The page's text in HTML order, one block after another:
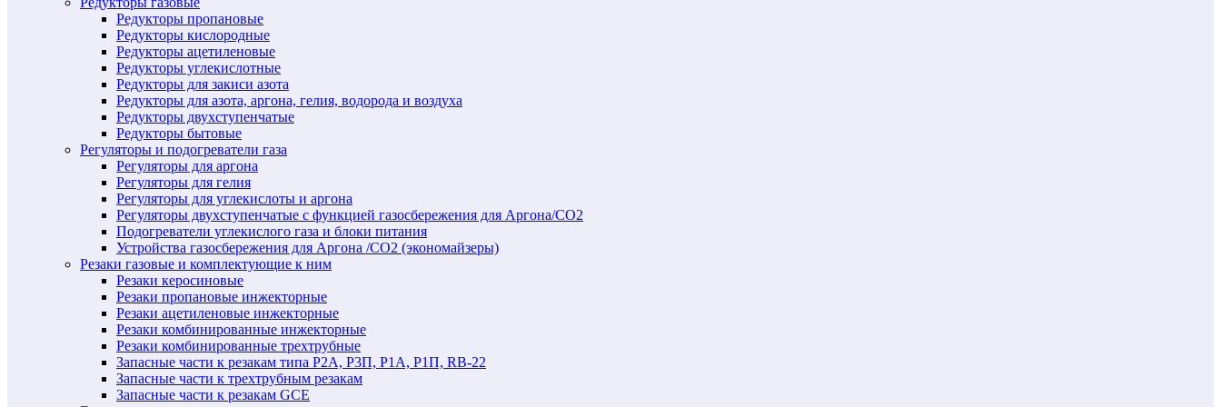
Редукторы пропановые
Редукторы кислородные
Редукторы ацетиленовые
Редукторы углекислотные
Редукторы для закиси азота
Редукторы для азота, аргона, гелия, водорода и воздуха
Редукторы двухступенчатые
Редукторы бытовые
Регуляторы и подогреватели газа
Регуляторы для аргона
Регуляторы для гелия
Регуляторы для углекислоты и аргона
Регуляторы двухступенчатые c функцией газосбережения для Аргона/СО2
Подогреватели углекислого газа и блоки питания
Устройства газосбережения для Аргона /СО2 (экономайзеры)
Резаки газовые и комплектующие к ним
Резаки керосиновые
Резаки пропановые инжекторные
Резаки ацетиленовые инжекторные
Резаки комбинированные инжекторные
Резаки комбинированные трехтрубные
Запасные части к резакам типа Р2А, Р3П, Р1А, Р1П, RB-22
Запасные части к трехтрубным резакам
Запасные части к резакам GCE